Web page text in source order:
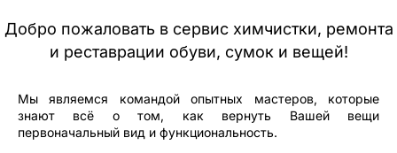
Добро пожаловать в сервис химчистки, ремонта
и реставрации обуви, сумок и вещей!
Мы являемся командой опытных мастеров, которые
знают всё о том, как вернуть Вашей вещи
первоначальный вид и функциональность.